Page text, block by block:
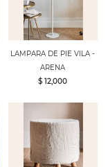
LAMPARA DE PIE VILA -
ARENA
$ 12,000